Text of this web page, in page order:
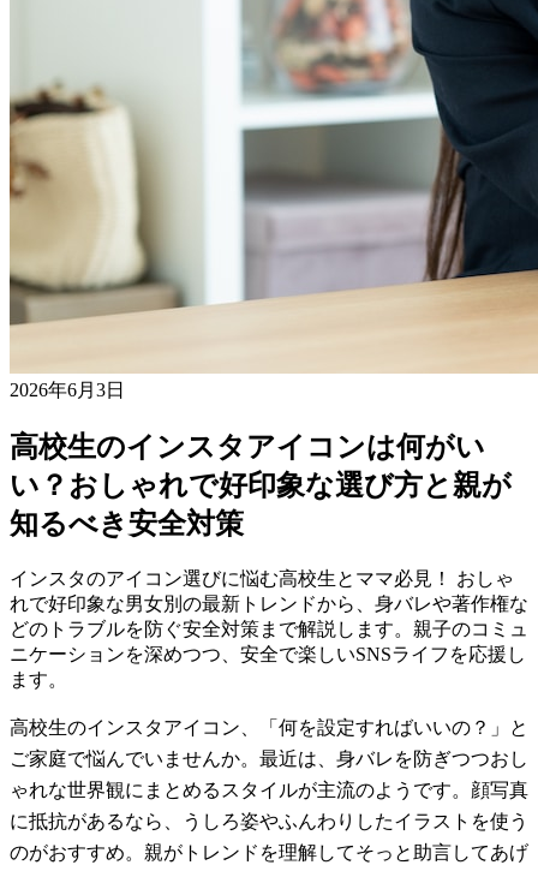
2026年6月3日
高校生のインスタアイコンは何がい
い？おしゃれで好印象な選び方と親が
知るべき安全対策
インスタのアイコン選びに悩む高校生とママ必見！ おしゃ
れで好印象な男女別の最新トレンドから、身バレや著作権な
どのトラブルを防ぐ安全対策まで解説します。親子のコミュ
ニケーションを深めつつ、安全で楽しいSNSライフを応援し
ます。
高校生のインスタアイコン、「何を設定すればいいの？」と
ご家庭で悩んでいませんか。最近は、身バレを防ぎつつおし
ゃれな世界観にまとめるスタイルが主流のようです。顔写真
に抵抗があるなら、うしろ姿やふんわりしたイラストを使う
のがおすすめ。親がトレンドを理解してそっと助言してあげ